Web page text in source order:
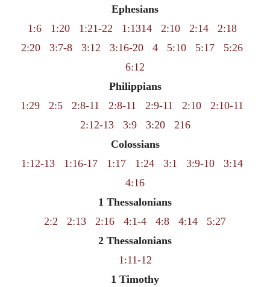
Ephesians
1:6
1:20 1:21-22 1:1314 2:10 2:14
2:18
2:20
3:7-8 3:12 3:16-20 4 5:10 5:17
5:26
6:12
Philippians
1:29
2:5 2:8-11 2:8-11 2:9-11 2:10
2:10-11
2:12-13
3:9 3:20
216
Colossians
1:12-13
1:16-17 1:17 1:24 3:1 3:9-10
3:14
4:16
1 Thessalonians
2:2
2:13 2:16 4:1-4 4:8 4:14
5:27
2 Thessalonians
1:11-12
1 Timothy